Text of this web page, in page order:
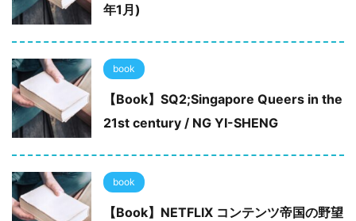
年1月)
book
【Book】SQ2;Singapore Queers in the
21st century / NG YI-SHENG
book
【Book】NETFLIX コンテンツ帝国の野望